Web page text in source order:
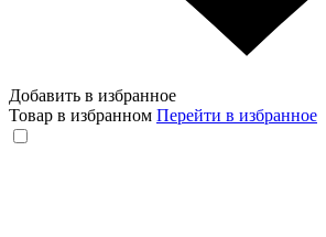
Добавить в избранное
Товар в избранном Перейти в избранное